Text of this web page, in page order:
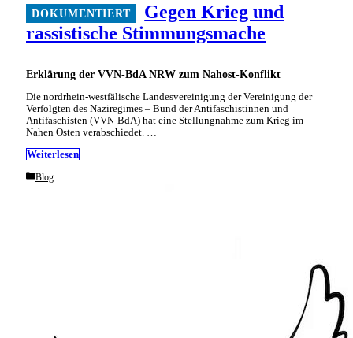
Erklärung der VVN-BdA NRW zum Nahost-Konflikt
Gegen Krieg und
rassistische Stimmungsmache
Die nordrhein-westfälische Landesvereinigung der Vereinigung der
Verfolgten des Naziregimes – Bund der Antifaschistinnen und
Antifaschisten (VVN-BdA) hat eine Stellungnahme zum Krieg im
Nahen Osten verabschiedet. …
Weiterlesen
Categories
Blog